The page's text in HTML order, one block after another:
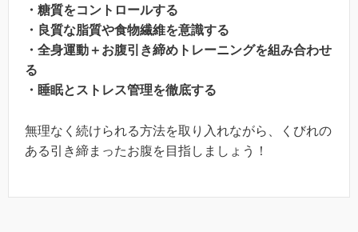
・糖質をコントロールする
・良質な脂質や食物繊維を意識する
・全身運動＋お腹引き締めトレーニングを組み合わせ
る
・睡眠とストレス管理を徹底する
無理なく続けられる方法を取り入れながら、くびれの
ある引き締まったお腹を目指しましょう！